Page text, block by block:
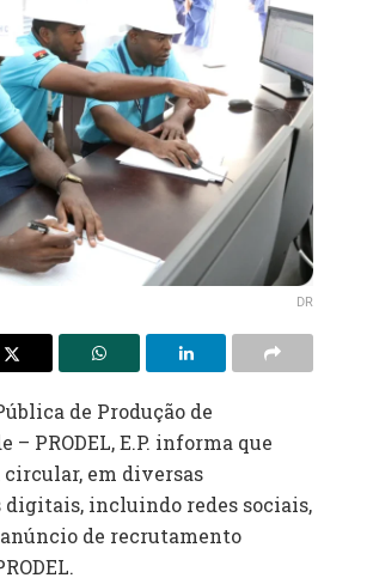
DR
de Produção de
– PRODEL, E.P. informa que
em diversas
incluindo redes sociais,
de recrutamento